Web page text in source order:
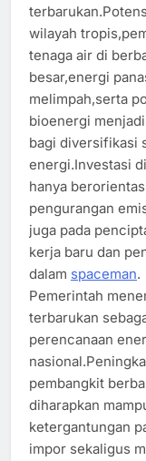
wilayah
tenaga air di
besar,energi
melimpah,serta
bioenergi
bagi diversifikasi
energi.Investasi
hanya
pengurangan
juga pada
kerja baru dan
dalam spaceman.
Pemerintah
terbarukan
perencanaan
pembangkit
diharapkan
ketergantungan
impor sekaligus